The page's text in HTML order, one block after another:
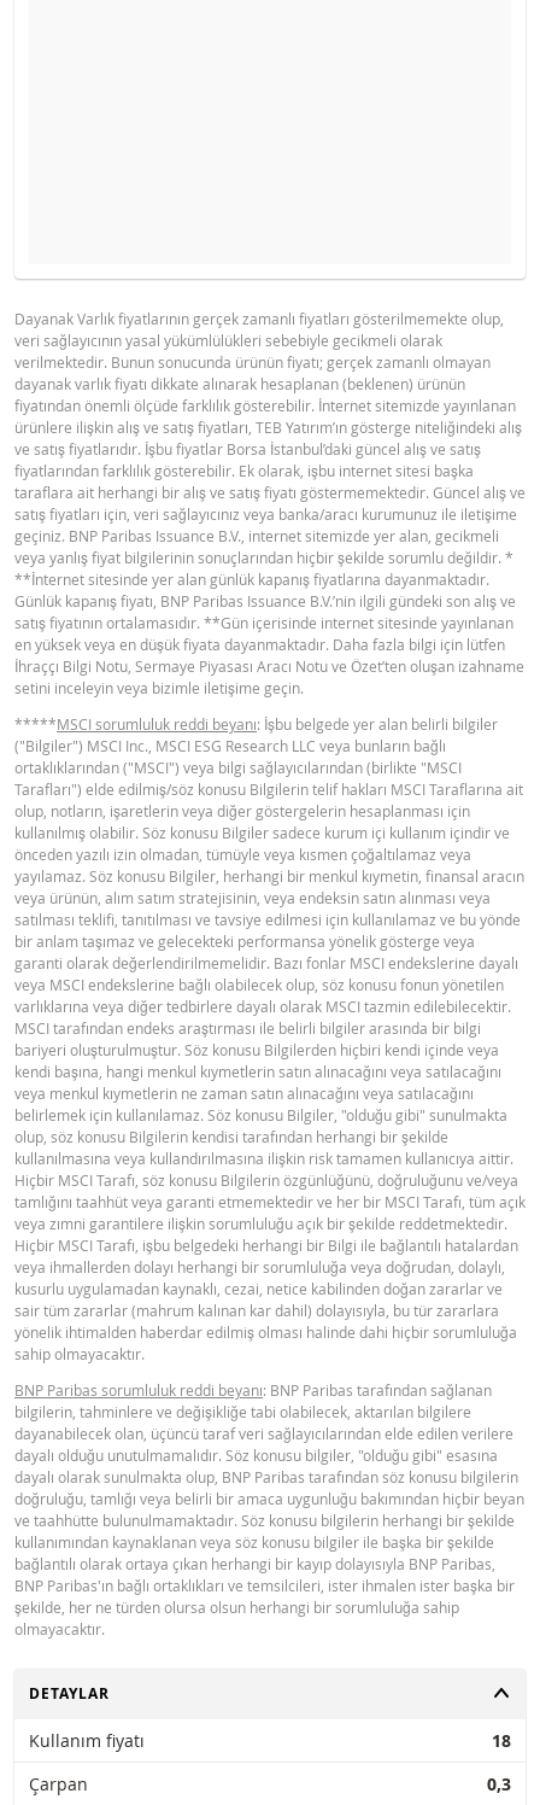
Ürün primi doğru hesaplanamayacak kadar düşüktü,
İHRAÇÇI BILGI DOKÜMANI
BNPP IHRACCI BILGI DOKUMANI (17
MART 2026)
YASAL DOKÜMANLAR
BNPP SPK ONAYLI OZET (17 MART
2026 IHRACI)
PDF
BNPP SPK ONAYLI SERMAYE PIYASASI
ARACI NOTU (17 MART 2026 IHRACI) 1
PDF
BNPP SPK ONAYLI SERMAYE PIYASASI
ARACI NOTU (17 MART 2026 IHRACI) 2
BNPP SPK ONAYLI SERMAYE PIYASASI
ARACI NOTU (17 MART 2026 IHRACI) 3
PDF
FIYAT BILGISI
Latest Product Quotes CSV
GÖSTERGE FIYAT TABLOSU
Gösterge fiyat hesaplanamadı.
Dayanak Varlık fiyatlarının gerçek zamanlı fiyatları gösterilmemekte olup,
veri sağlayıcının yasal yükümlülükleri sebebiyle gecikmeli olarak
verilmektedir. Bunun sonucunda ürünün fiyatı; gerçek zamanlı olmayan
dayanak varlık fiyatı dikkate alınarak hesaplanan (beklenen) ürünün
fiyatından önemli ölçüde farklılık gösterebilir. İnternet sitemizde yayınlanan
ürünlere ilişkin alış ve satış fiyatları, TEB Yatırım’ın gösterge niteliğindeki alış
ve satış fiyatlarıdır. İşbu fiyatlar Borsa İstanbul’daki güncel alış ve satış
fiyatlarından farklılık gösterebilir. Ek olarak, işbu internet sitesi başka
taraflara ait herhangi bir alış ve satış fiyatı göstermemektedir. Güncel alış ve
satış fiyatları için, veri sağlayıcınız veya banka/aracı kurumunuz ile iletişime
geçiniz. BNP Paribas Issuance B.V., internet sitemizde yer alan, gecikmeli
veya yanlış fiyat bilgilerinin sonuçlarından hiçbir şekilde sorumlu değildir. *
**İnternet sitesinde yer alan günlük kapanış fiyatlarına dayanmaktadır.
Günlük kapanış fiyatı, BNP Paribas Issuance B.V.’nin ilgili gündeki son alış ve
satış fiyatının ortalamasıdır. **Gün içerisinde internet sitesinde yayınlanan
en yüksek veya en düşük fiyata dayanmaktadır. Daha fazla bilgi için lütfen
İhraççı Bilgi Notu, Sermaye Piyasası Aracı Notu ve Özet’ten oluşan izahname
setini inceleyin veya bizimle iletişime geçin.
*****MSCI sorumluluk reddi beyanı: İşbu belgede yer alan belirli bilgiler
("Bilgiler") MSCI Inc., MSCI ESG Research LLC veya bunların bağlı
ortaklıklarından ("MSCI") veya bilgi sağlayıcılarından (birlikte "MSCI
Tarafları") elde edilmiş/söz konusu Bilgilerin telif hakları MSCI Taraflarına ait
olup, notların, işaretlerin veya diğer göstergelerin hesaplanması için
kullanılmış olabilir. Söz konusu Bilgiler sadece kurum içi kullanım içindir ve
önceden yazılı izin olmadan, tümüyle veya kısmen çoğaltılamaz veya
yayılamaz. Söz konusu Bilgiler, herhangi bir menkul kıymetin, finansal aracın
veya ürünün, alım satım stratejisinin, veya endeksin satın alınması veya
satılması teklifi, tanıtılması ve tavsiye edilmesi için kullanılamaz ve bu yönde
bir anlam taşımaz ve gelecekteki performansa yönelik gösterge veya
garanti olarak değerlendirilmemelidir. Bazı fonlar MSCI endekslerine dayalı
veya MSCI endekslerine bağlı olabilecek olup, söz konusu fonun yönetilen
varlıklarına veya diğer tedbirlere dayalı olarak MSCI tazmin edilebilecektir.
MSCI tarafından endeks araştırması ile belirli bilgiler arasında bir bilgi
bariyeri oluşturulmuştur. Söz konusu Bilgilerden hiçbiri kendi içinde veya
kendi başına, hangi menkul kıymetlerin satın alınacağını veya satılacağını
veya menkul kıymetlerin ne zaman satın alınacağını veya satılacağını
belirlemek için kullanılamaz. Söz konusu Bilgiler, "olduğu gibi" sunulmakta
olup, söz konusu Bilgilerin kendisi tarafından herhangi bir şekilde
kullanılmasına veya kullandırılmasına ilişkin risk tamamen kullanıcıya aittir.
Hiçbir MSCI Tarafı, söz konusu Bilgilerin özgünlüğünü, doğruluğunu ve/veya
tamlığını taahhüt veya garanti etmemektedir ve her bir MSCI Tarafı, tüm açık
veya zımni garantilere ilişkin sorumluluğu açık bir şekilde reddetmektedir.
Hiçbir MSCI Tarafı, işbu belgedeki herhangi bir Bilgi ile bağlantılı hatalardan
veya ihmallerden dolayı herhangi bir sorumluluğa veya doğrudan, dolaylı,
kusurlu uygulamadan kaynaklı, cezai, netice kabilinden doğan zararlar ve
sair tüm zararlar (mahrum kalınan kar dahil) dolayısıyla, bu tür zararlara
yönelik ihtimalden haberdar edilmiş olması halinde dahi hiçbir sorumluluğa
sahip olmayacaktır.
BNP Paribas sorumluluk reddi beyanı: BNP Paribas tarafından sağlanan
bilgilerin, tahminlere ve değişikliğe tabi olabilecek, aktarılan bilgilere
dayanabilecek olan, üçüncü taraf veri sağlayıcılarından elde edilen verilere
dayalı olduğu unutulmamalıdır. Söz konusu bilgiler, "olduğu gibi" esasına
dayalı olarak sunulmakta olup, BNP Paribas tarafından söz konusu bilgilerin
doğruluğu, tamlığı veya belirli bir amaca uygunluğu bakımından hiçbir beyan
ve taahhütte bulunulmamaktadır. Söz konusu bilgilerin herhangi bir şekilde
kullanımından kaynaklanan veya söz konusu bilgiler ile başka bir şekilde
bağlantılı olarak ortaya çıkan herhangi bir kayıp dolayısıyla BNP Paribas,
BNP Paribas'ın bağlı ortaklıkları ve temsilcileri, ister ihmalen ister başka bir
şekilde, her ne türden olursa olsun herhangi bir sorumluluğa sahip
olmayacaktır.
AÇ
DETAYLAR
Kullanım fiyatı
18
Çarpan
0,3